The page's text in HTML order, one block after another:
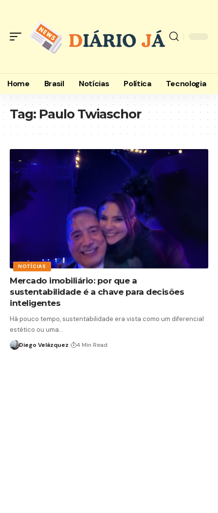
Home Brasil Notícias Política Tecnologia
Tag: Paulo Twiaschor
NOTÍCIAS
Mercado imobiliário: por que a
sustentabilidade é a chave para decisões
inteligentes
Há pouco tempo, sustentabilidade era vista como um diferencial
estético ou uma…
Diego Velázquez 4 Min Read